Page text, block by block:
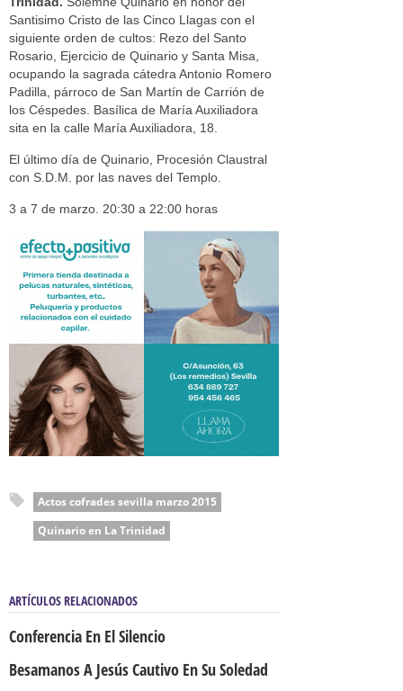
Santisimo Cristo de las Cinco Llagas con el
siguiente orden de cultos: Rezo del Santo
Rosario, Ejercicio de Quinario y Santa Misa,
ocupando la sagrada cátedra Antonio Romero
Padilla, párroco de San Martín de Carrión de
los Céspedes. Basílica de María Auxiliadora
sita en la calle María Auxiliadora, 18.
El último día de Quinario, Procesión Claustral
con S.D.M. por las naves del Templo.
3 a 7 de marzo. 20:30 a 22:00 horas
Actos cofrades sevilla marzo 2015
Quinario en La Trinidad
ARTÍCULOS RELACIONADOS
Conferencia En El Silencio
Besamanos A Jesús Cautivo En Su Soledad